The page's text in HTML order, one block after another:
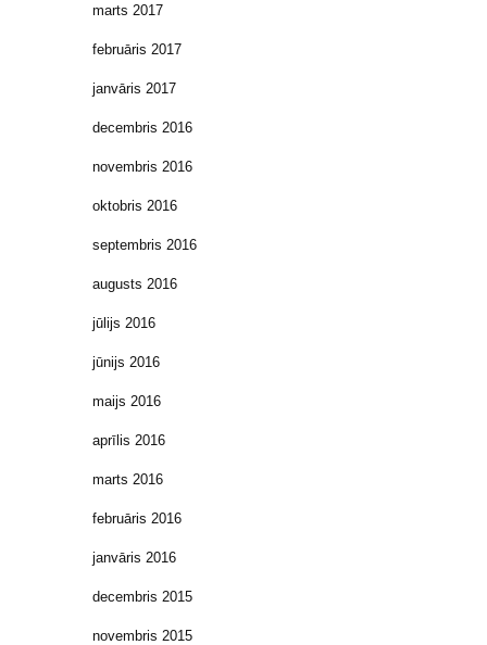
marts 2017
februāris 2017
janvāris 2017
decembris 2016
novembris 2016
oktobris 2016
septembris 2016
augusts 2016
jūlijs 2016
jūnijs 2016
maijs 2016
aprīlis 2016
marts 2016
februāris 2016
janvāris 2016
decembris 2015
novembris 2015